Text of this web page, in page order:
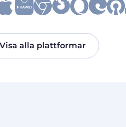
Visa alla plattformar